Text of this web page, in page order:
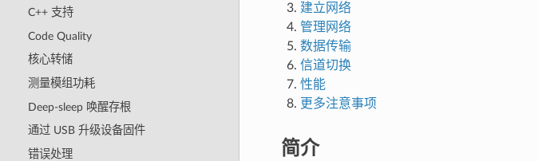
C++ 支持
Code Quality
核心转储
测量模组功耗
Deep-sleep 唤醒存根
通过 USB 升级设备固件
错误处理
建立网络
管理网络
数据传输
信道切换
性能
更多注意事项
简介